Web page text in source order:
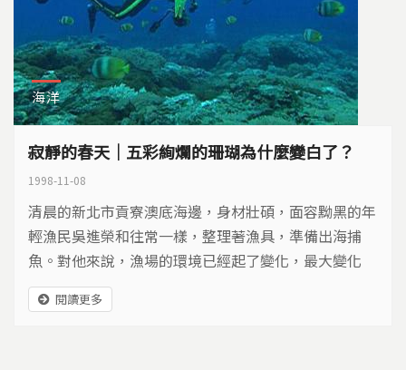
海洋
寂靜的春天｜五彩絢爛的珊瑚為什麼變白了？
1998-11-08
清晨的新北市貢寮澳底海邊，身材壯碩，面容黝黑的年
輕漁民吳進榮和往常一樣，整理著漁具，準備出海捕
魚。對他來說，漁場的環境已經起了變化，最大變化
是，海洋裡的珊瑚相繼死亡，而魚群日漸稀少。
閱讀更多